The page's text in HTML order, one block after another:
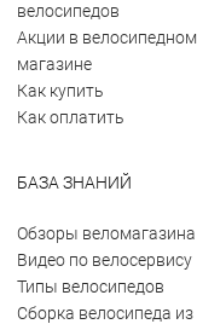
велосипедов
Акции в велосипедном
магазине
Как купить
Как оплатить
БАЗА ЗНАНИЙ
Обзоры веломагазина
Видео по велосервису
Типы велосипедов
Сборка велосипеда из